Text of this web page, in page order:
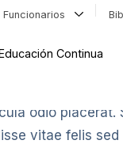
Funcionarios
Continua
odio placerat.
vitae felis